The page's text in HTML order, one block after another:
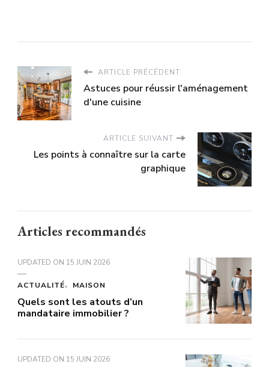
ARTICLE PRÉCÉDENT
Astuces pour réussir l'aménagement
d'une cuisine
ARTICLE SUIVANT
Les points à connaître sur la carte
graphique
Articles recommandés
UPDATED ON 15 JUIN 2026
ACTUALITÉ MAISON
Quels sont les atouts d’un
mandataire immobilier ?
UPDATED ON 15 JUIN 2026